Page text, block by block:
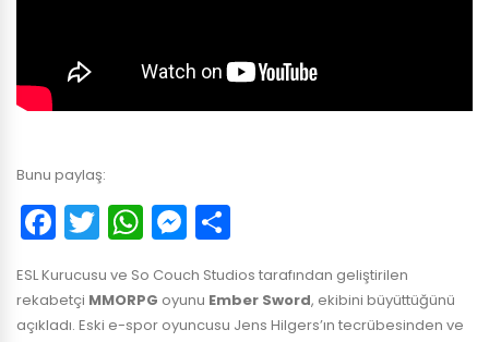
Bunu paylaş:
Facebook
Twitter
WhatsApp
Messenger
ESL Kurucusu ve So Couch Studios tarafından geliştirilen
rekabetçi MMORPG oyunu Ember Sword, ekibini büyüttüğünü
açıkladı. Eski e-spor oyuncusu Jens Hilgers’ın tecrübesinden ve